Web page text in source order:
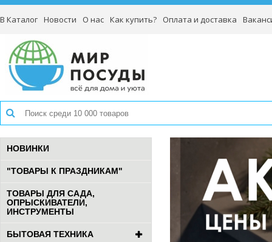
В Каталог Новости О нас Как купить? Оплата и доставка
НОВИНКИ
"ТОВАРЫ К ПРАЗДНИКАМ"
ТОВАРЫ ДЛЯ САДА,
ОПРЫСКИВАТЕЛИ,
ИНСТРУМЕНТЫ
БЫТОВАЯ ТЕХНИКА